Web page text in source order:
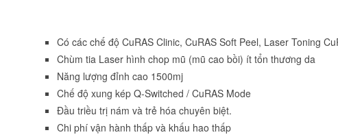
Có các chế độ CuRAS Clinic, CuRAS Soft Peel, Laser Toning
Chùm tia Laser hình chop mũ (mũ cao bồi) ít tổn thương da
Năng lượng đỉnh cao 1500mj
Chế độ xung kép Q-Switched / CuRAS Mode
Đầu triều trị nám và trẻ hóa chuyên biệt.
Chi phí vận hành thấp và khấu hao thấp